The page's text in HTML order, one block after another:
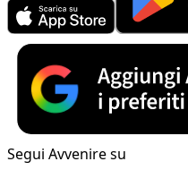
Segui Avvenire su